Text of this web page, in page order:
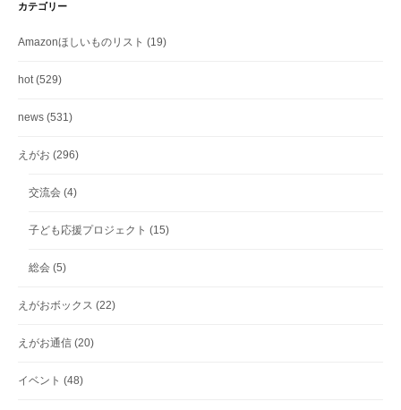
カテゴリー
Amazonほしいものリスト (19)
hot(529)
news (531)
えがお (296)
交流会 (4)
子ども応援プロジェクト (15)
総会 (5)
えがおボックス (22)
えがお通信 (20)
イベント (48)